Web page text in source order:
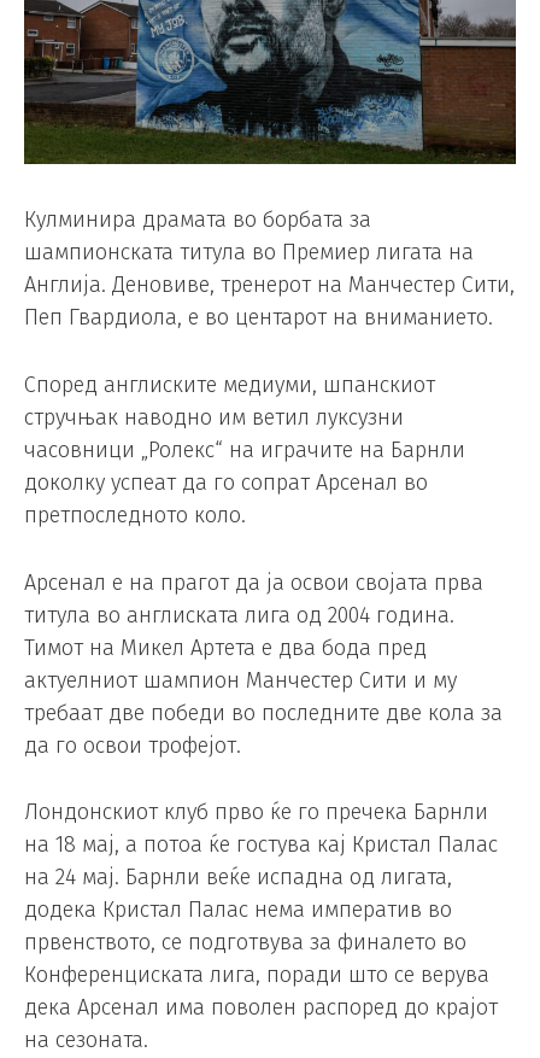
Кулминира драмата во борбата за
шампионската титула во Премиер лигата на
Англија. Деновиве, тренерот на Манчестер Сити,
Пеп Гвардиола, е во центарот на вниманието.
Според англиските медиуми, шпанскиот
стручњак наводно им ветил луксузни
часовници „Ролекс“ на играчите на Барнли
доколку успеат да го сопрат Арсенал во
претпоследното коло.
Арсенал е на прагот да ја освои својата прва
титула во англиската лига од 2004 година.
Тимот на Микел Артета е два бода пред
актуелниот шампион Манчестер Сити и му
требаат две победи во последните две кола за
да го освои трофејот.
Лондонскиот клуб прво ќе го пречека Барнли
на 18 мај, а потоа ќе гостува кај Кристал Палас
на 24 мај. Барнли веќе испадна од лигата,
додека Кристал Палас нема императив во
првенството, се подготвува за финалето во
Конференциската лига, поради што се верува
дека Арсенал има поволен распоред до крајот
на сезоната.